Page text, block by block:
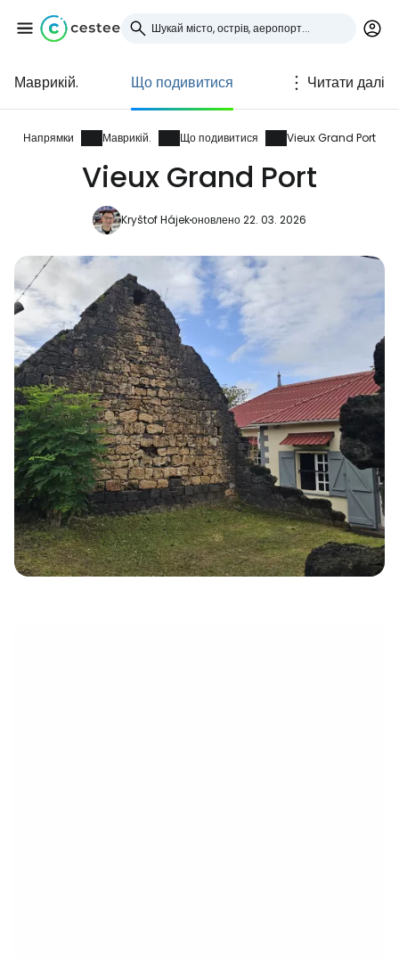
Маврикій. Що подивитися Читати далі
Напрямки Маврикій. Що подивитися Vieux Grand Port
Vieux Grand Port
Kryštof Hájekоновлено 22. 03. 2026
Увійдіть до Cestee
... світова туристична спільнота
Продовжуйте у Facebook
Продовжити з email